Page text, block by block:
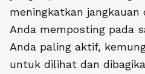
meningkatkan jangkauan
Anda memposting pada
Anda paling aktif,
untuk dilihat dan